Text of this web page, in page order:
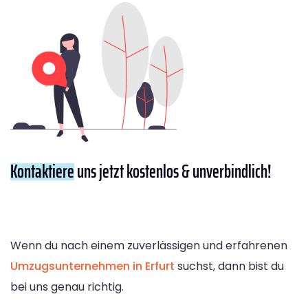
Kontaktiereuns jetzt kostenlos & unverbindlich!
Wenn du nach einem zuverlässigen und erfahrenen
Umzugsunternehmen in Erfurt suchst, dann bist du
bei uns genau richtig.